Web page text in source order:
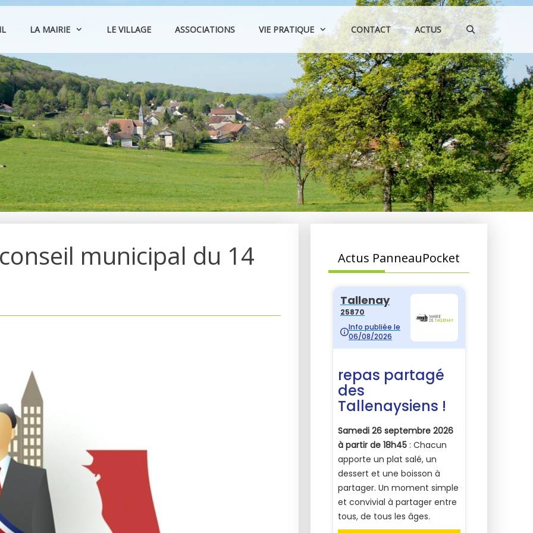
LA MAIRIE LE VILLAGE ASSOCIATIONS VIE PRATIQUE CONTACT ACTUS
municipal du 14
Actus PanneauPocket